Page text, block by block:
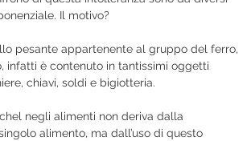
Il motivo?
pesante appartenente al gruppo del ferro,
infatti è contenuto in tantissimi oggetti
chiavi, soldi e bigiotteria.
negli alimenti non deriva dalla
alimento, ma dall’uso di questo